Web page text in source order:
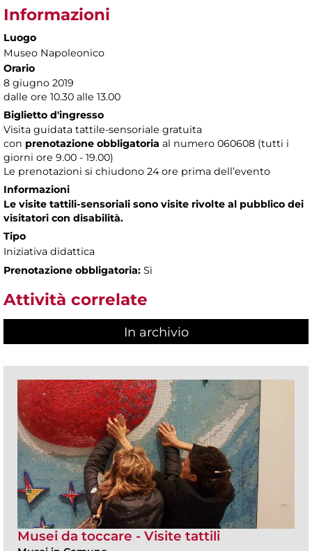
Informazioni
Luogo
Museo Napoleonico
Orario
8 giugno 2019
dalle ore 10.30 alle 13.00
Biglietto d'ingresso
Visita guidata tattile-sensoriale gratuita
con prenotazione obbligatoria al numero 060608 (tutti i
giorni ore 9.00 - 19.00)
Le prenotazioni si chiudono 24 ore prima dell’evento
Informazioni
Le visite tattili-sensoriali sono visite rivolte al pubblico dei
visitatori con disabilità.
Tipo
Iniziativa didattica
Prenotazione obbligatoria: Sì
Attività correlate
In archivio
Musei da toccare - Visite tattili